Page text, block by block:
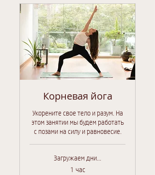
Корневая йога
Укорените свое тело и разум. На
этом занятии мы будем работать
с позами на силу и равновесие.
Загружаем дни...
1 час